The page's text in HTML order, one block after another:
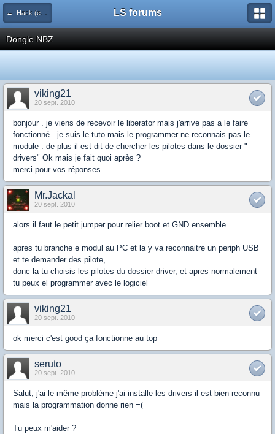
← Hack (exploits, homebrews...) LS forums
Dongle NBZ
viking21
20 sept. 2010
bonjour . je viens de recevoir le liberator mais j'arrive pas a le faire
fonctionné . je suis le tuto mais le programmer ne reconnais pas le
module . de plus il est dit de chercher les pilotes dans le dossier "
drivers" Ok mais je fait quoi après ?
merci pour vos réponses.
Mr.Jackal
20 sept. 2010
alors il faut le petit jumper pour relier boot et GND ensemble
apres tu branche e modul au PC et la y va reconnaitre un periph USB
et te demander des pilote,
donc la tu choisis les pilotes du dossier driver, et apres normalement
tu peux el programmer avec le logiciel
viking21
20 sept. 2010
ok merci c'est good ça fonctionne au top
seruto
20 sept. 2010
Salut, j'ai le même problème j'ai installe les drivers il est bien reconnu
mais la programmation donne rien =(
Tu peux m'aider ?